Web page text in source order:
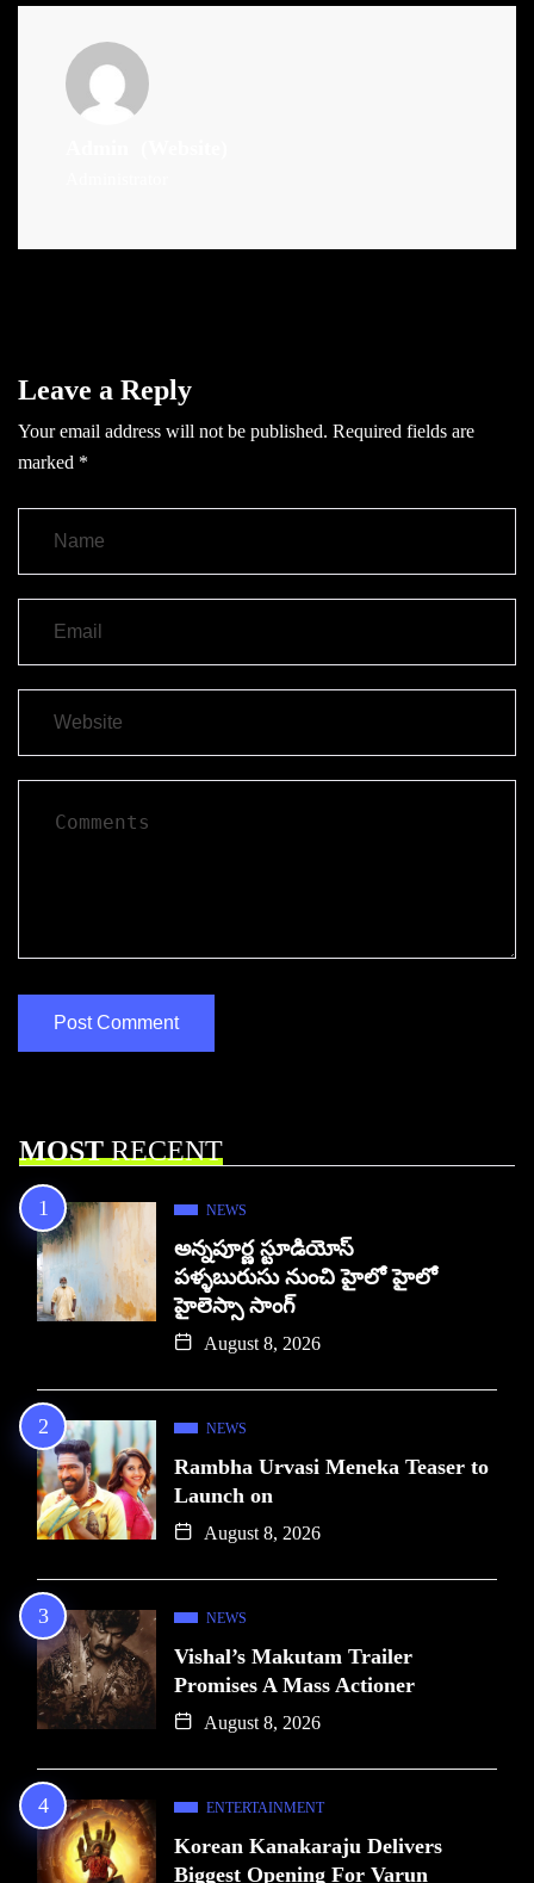
Leave a Reply
Your email address will not be published. Required fields are
marked *
MOSTRECENT
NEWS
అన్నపూర్ణ స్టూడియోస్
పళ్ళబురుసు నుంచి హైలో హైలో
హైలెస్సా సాంగ్
August 8, 2026
NEWS
Rambha Urvasi Meneka Teaser to
Launch on
August 8, 2026
NEWS
Vishal’s Makutam Trailer
Promises A Mass Actioner
August 8, 2026
ENTERTAINMENT
Korean Kanakaraju Delivers
Biggest Opening For Varun